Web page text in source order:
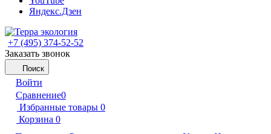
Яндекс.Дзен
+7 (495) 374-52-52
Заказать звонок
Поиск
Войти
Сравнение0
Избранные товары 0
Корзина 0